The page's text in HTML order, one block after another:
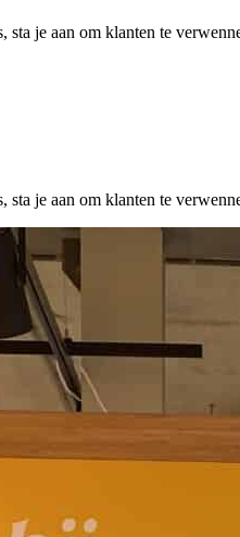
je aan om klanten te
je aan om klanten te